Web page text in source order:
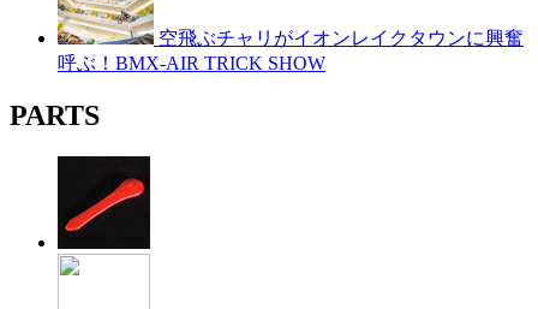
空飛ぶチャリがイオンレイクタウンに興奮
呼ぶ！BMX-AIR TRICK SHOW
PARTS